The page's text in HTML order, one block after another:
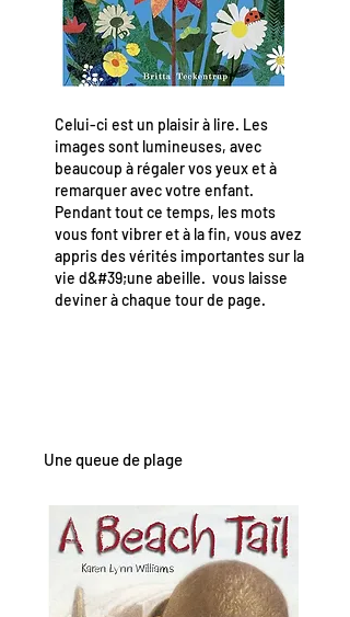
Celui-ci est un plaisir à lire. Les
images sont lumineuses, avec
beaucoup à régaler vos yeux et à
remarquer avec votre enfant.
Pendant tout ce temps, les mots
vous font vibrer et à la fin, vous avez
appris des vérités importantes sur la
vie d&#39;une abeille. vous laisse
deviner à chaque tour de page.
Une queue de plage